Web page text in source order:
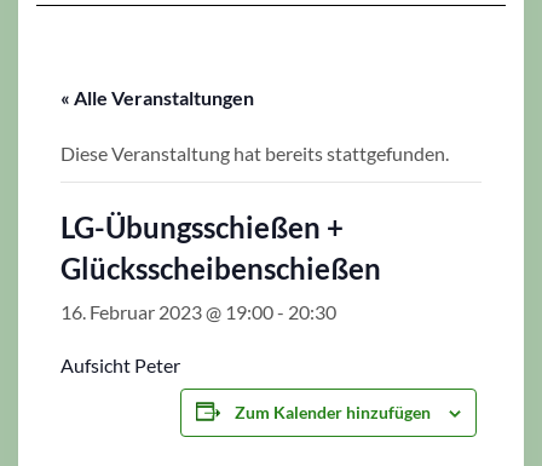
« Alle Veranstaltungen
Diese Veranstaltung hat bereits stattgefunden.
LG-Übungsschießen +
Glücksscheibenschießen
16. Februar 2023 @ 19:00- 20:30
Aufsicht Peter
Zum Kalender hinzufügen